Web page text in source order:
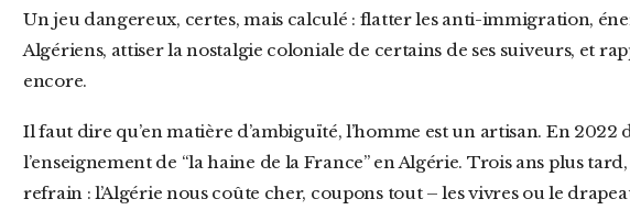
Un jeu dangereux, certes, mais calculé : flatter les anti-immigration,
Algériens, attiser la nostalgie coloniale de certains de ses suiveurs, et
encore.
Il faut dire qu’en matière d’ambiguïté, l’homme est un artisan. En 2022 déjà, il dénonçait
l’enseignement de “la haine de la France” en Algérie. Trois ans plus
refrain : l’Algérie nous coûte cher, coupons tout – les vivres ou le